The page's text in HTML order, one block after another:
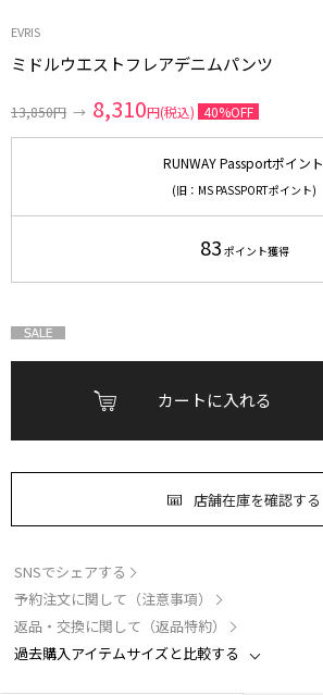
EVRIS
ミドルウエストフレアデニムパンツ
13,850円 → 8,310円(税込) 40%OFF
RUNWAY Passportポイント
(旧：MS PASSPORTポイント)
83 ポイント獲得
カートに入れる
店舗在庫を確認する
SNSでシェアする
予約注文に関して（注意事項）
返品・交換に関して（返品特約）
過去購入アイテムサイズと比較する